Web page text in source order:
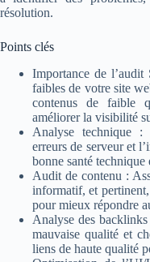
résolution.
Points clés
Importance de
faibles de votre site
contenus de faible
améliorer la visibilité
Analyse technique :
erreurs de serveur et
bonne santé technique
Audit de contenu :
informatif, et
pour mieux répondre
Analyse des
mauvaise qualité et
liens de haute qualité